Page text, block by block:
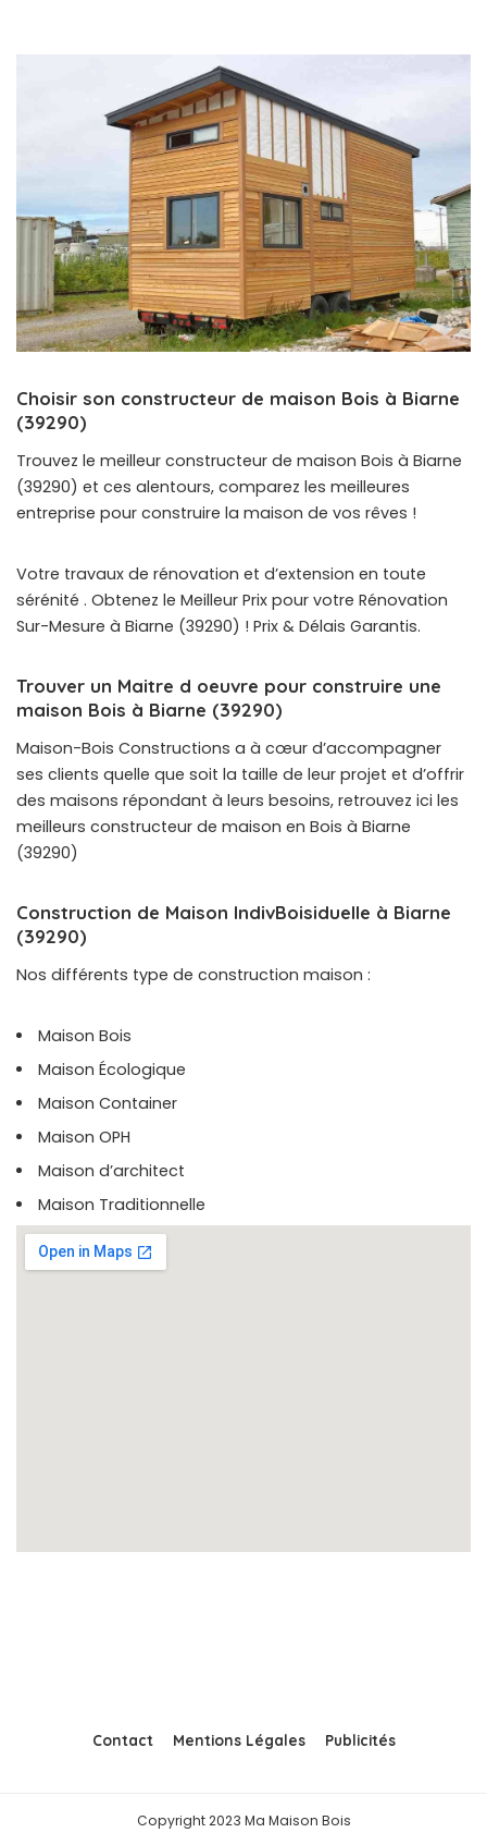
Choisir son constructeur de maison Bois à Biarne
(39290)
Trouvez le meilleur constructeur de maison Bois à Biarne
(39290) et ces alentours, comparez les meilleures
entreprise pour construire la maison de vos rêves !
Votre travaux de rénovation et d’extension en toute
sérénité . Obtenez le Meilleur Prix pour votre Rénovation
Sur-Mesure à Biarne (39290) ! Prix & Délais Garantis.
Trouver un Maitre d oeuvre pour construire une
maison Bois à Biarne (39290)
Maison-Bois Constructions a à cœur d’accompagner
ses clients quelle que soit la taille de leur projet et d’offrir
des maisons répondant à leurs besoins, retrouvez ici les
meilleurs constructeur de maison en Bois à Biarne
(39290)
Construction de Maison IndivBoisiduelle à Biarne
(39290)
Nos différents type de construction maison :
Maison Bois
Maison Écologique
Maison Container
Maison OPH
Maison d’architect
Maison Traditionnelle
Contact Mentions Légales Publicités
Copyright 2023 Ma Maison Bois